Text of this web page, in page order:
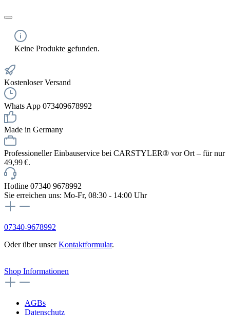
Keine Produkte gefunden.
Kostenloser Versand
Whats App 073409678992
Made in Germany
Professioneller Einbauservice bei CARSTYLER® vor Ort – für nur
49,99 €.
Hotline 07340 9678992
Sie erreichen uns: Mo-Fr, 08:30 - 14:00 Uhr
07340-9678992
Oder über unserKontaktformular.
Shop Informationen
AGBs
Datenschutz